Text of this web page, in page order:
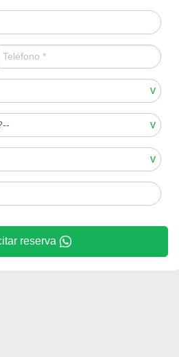
reserva